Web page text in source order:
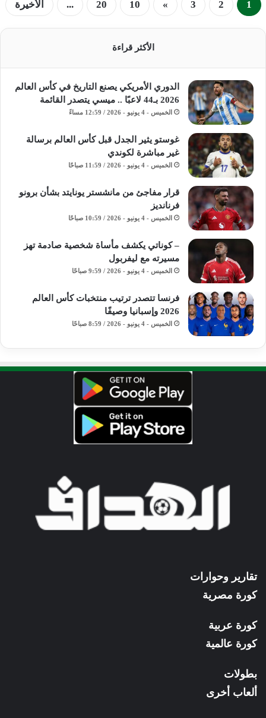
1
2
3
»
10
20
... الأخيرة
الأكثر قراءة
الدوري الأمريكي يصنع التاريخ في كأس العالم
2026 بـ44 لاعبًا .. ميسي يتصدر القائمة
الخميس - 4 يونيو - 2026 / 12:59 مساءً
غوستو يثير الجدل قبل كأس العالم برسالة
غير مباشرة لكوندي
الخميس - 4 يونيو - 2026 / 11:59 صباحًا
قرار مفاجئ من مانشستر يونايتد بشأن برونو
فرنانديز
الخميس - 4 يونيو - 2026 / 10:59 صباحًا
– كوناتي يكشف مأساة شخصية صادمة تهز
مسيرته مع ليفربول
الخميس - 4 يونيو - 2026 / 9:59 صباحًا
فرنسا تتصدر ترتيب منتخبات كأس العالم
2026 وإسبانيا وصيفًا
الخميس - 4 يونيو - 2026 / 8:59 صباحًا
تقارير وحوارات
كورة مصرية
كورة عربية
كورة عالمية
بطولات
ألعاب أخرى